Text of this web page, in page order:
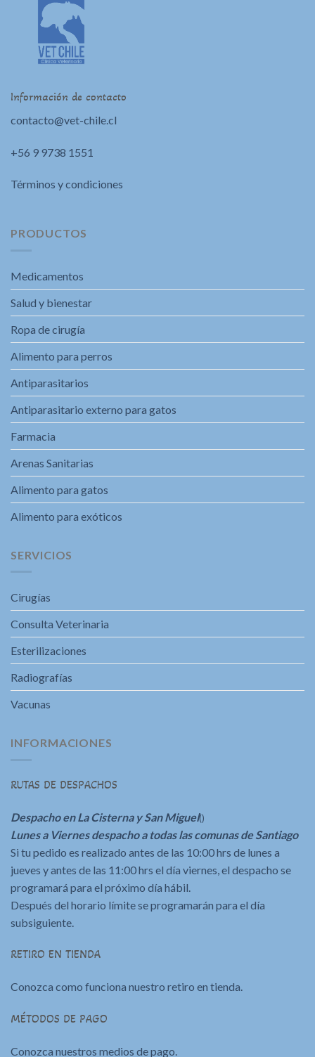
Información de contacto
contacto@vet-chile.cl
+56 9 9738 1551
Términos y condiciones
PRODUCTOS
Medicamentos
Salud y bienestar
Ropa de cirugía
Alimento para perros
Antiparasitarios
Antiparasitario externo para gatos
Farmacia
Arenas Sanitarias
Alimento para gatos
Alimento para exóticos
SERVICIOS
Cirugías
Consulta Veterinaria
Esterilizaciones
Radiografías
Vacunas
INFORMACIONES
RUTAS DE DESPACHOS
Despacho en La Cisterna y San Miguel()
Lunes a Viernes despacho a todas las comunas de Santiago
Si tu pedido es realizado antes de las 10:00 hrs de lunes a
jueves y antes de las 11:00 hrs el día viernes, el despacho se
programará para el próximo día hábil.
Después del horario límite se programarán para el día
subsiguiente.
RETIRO EN TIENDA
Conozca como funciona nuestro retiro en tienda.
MÉTODOS DE PAGO
Conozca nuestros medios de pago.